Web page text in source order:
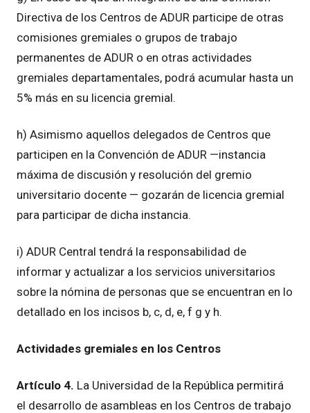
Directiva de los Centros de ADUR participe de otras
comisiones gremiales o grupos de trabajo
permanentes de ADUR o en otras actividades
gremiales departamentales, podrá acumular hasta un
5% más en su licencia gremial.
h) Asimismo aquellos delegados de Centros que
participen en la Convención de ADUR —instancia
máxima de discusión y resolución del gremio
universitario docente — gozarán de licencia gremial
para participar de dicha instancia.
i) ADUR Central tendrá la responsabilidad de
informar y actualizar a los servicios universitarios
sobre la nómina de personas que se encuentran en lo
detallado en los incisos b, c, d, e, f g y h.
Actividades gremiales en los Centros
Artículo 4. La Universidad de la República permitirá
el desarrollo de asambleas en los Centros de trabajo